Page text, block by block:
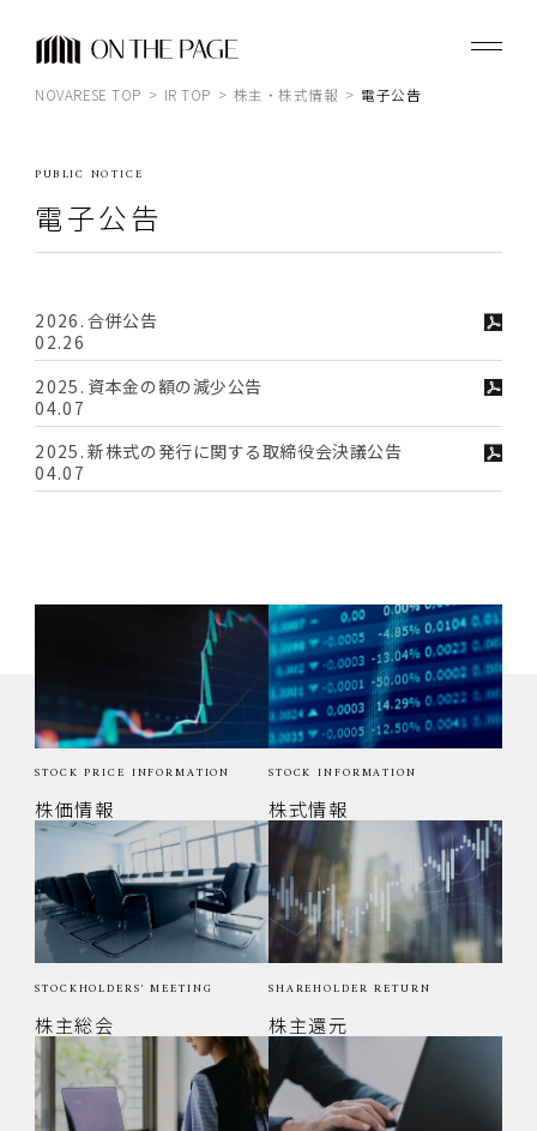
株式会社ノバレーゼ
個人投資家の皆様へ
IRライブラリ
株主・株式情報
サポート情報
IRカレンダー
NOVARESE TOP IR TOP 株主・株式情報 電子公告
電子公告
PUBLIC NOTICE
2026.
02.26
合併公告
2025.
04.07
資本金の額の減少公告
2025.
04.07
新株式の発行に関する取締役会決議公告
STOCK PRICE INFORMATION
株価情報
STOCK INFORMATION
株式情報
STOCKHOLDERS' MEETING
株主総会
SHAREHOLDER RETURN
株主還元